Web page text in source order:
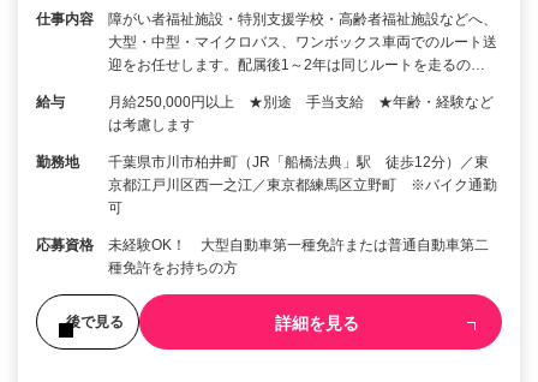
仕事内容
障がい者福祉施設・特別支援学校・高齢者福祉施設などへ、
大型・中型・マイクロバス、ワンボックス車両でのルート送
迎をお任せします。配属後1～2年は同じルートを走るの…
給与
月給250,000円以上 ★別途 手当支給 ★年齢・経験など
は考慮します
勤務地
千葉県市川市柏井町（JR「船橋法典」駅 徒歩12分）／東
京都江戸川区西一之江／東京都練馬区立野町 ※バイク通勤
可
応募資格
未経験OK！ 大型自動車第一種免許または普通自動車第二
種免許をお持ちの方
後で見る 詳細を見る